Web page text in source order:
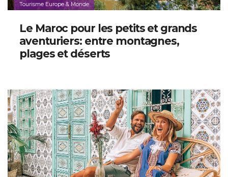
Tourisme Europe & Monde
Le Maroc pour les petits et grands
aventuriers: entre montagnes,
plages et déserts